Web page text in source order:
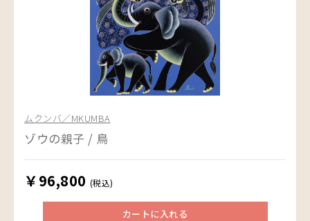
ムクンバ／MKUMBA
ゾウの親子 / 鳥
￥96,800 (税込)
カートに入れる